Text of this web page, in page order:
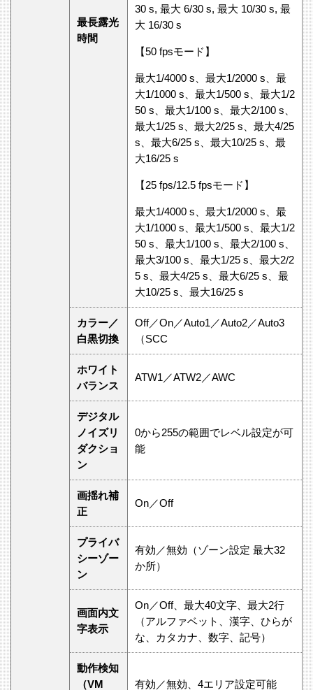
最長露光
時間
30 s, 最大 6/30 s, 最大 10/30 s, 最
大 16/30 s
【50 fpsモード】
最大1/4000 s、最大1/2000 s、最
大1/1000 s、最大1/500 s、最大1/2
50 s、最大1/100 s、最大2/100 s、
最大1/25 s、最大2/25 s、最大4/25
s、最大6/25 s、最大10/25 s、最
大16/25 s
【25 fps/12.5 fpsモード】
最大1/4000 s、最大1/2000 s、最
大1/1000 s、最大1/500 s、最大1/2
50 s、最大1/100 s、最大2/100 s、
最大3/100 s、最大1/25 s、最大2/2
5 s、最大4/25 s、最大6/25 s、最
大10/25 s、最大16/25 s
カラー／
白黒切換
Off／On／Auto1／Auto2／Auto3
（SCC
ホワイト
バランス
ATW1／ATW2／AWC
デジタル
ノイズリ
ダクショ
ン
0から255の範囲でレベル設定が可
能
画揺れ補
正
On／Off
プライバ
シーゾー
ン
有効／無効（ゾーン設定 最大32
か所）
画面内文
字表示
On／Off、最大40文字、最大2行
（アルファベット、漢字、ひらが
な、カタカナ、数字、記号）
動作検知
（VM
有効／無効、4エリア設定可能